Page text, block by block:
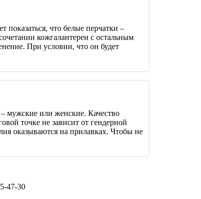
показаться, что белые перчатки –
кожгалантереи с остальным
При условии, что он будет
мужские или женские. Качество
точке не зависит от гендерной
оказываются на прилавках. Чтобы не
47-30